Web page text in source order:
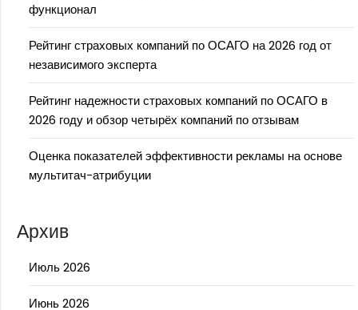
функционал
Рейтинг страховых компаний по ОСАГО на 2026 год от
независимого эксперта
Рейтинг надежности страховых компаний по ОСАГО в
2026 году и обзор четырёх компаний по отзывам
Оценка показателей эффективности рекламы на основе
мультитач-атрибуции
Архив
Июль 2026
Июнь 2026